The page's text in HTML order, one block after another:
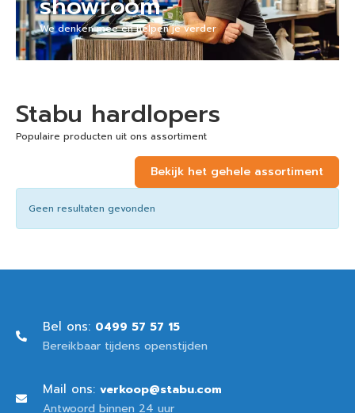
We denken mee en helpen je verder
Stabu hardlopers
Populaire producten uit ons assortiment
Bekijk het gehele assortiment
Geen resultaten gevonden
Bel ons: 0499 57 57 15
Bereikbaar tijdens openstijden
Mail ons: verkoop@stabu.com
Antwoord binnen 24 uur